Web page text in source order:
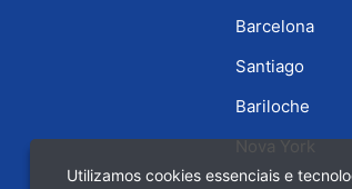
Barcelona
Santiago
Bariloche
Nova York
Utilizamos cookies essenciais e